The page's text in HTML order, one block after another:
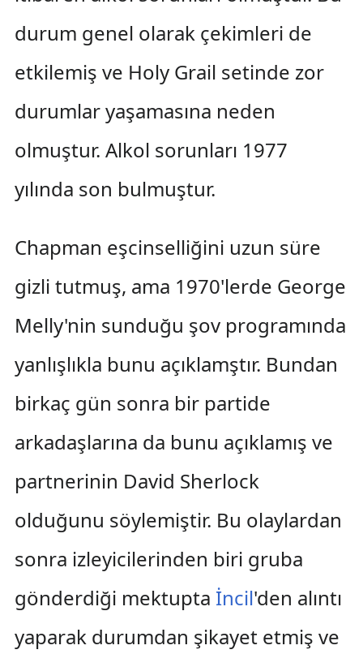
durum genel olarak çekimleri de
etkilemiş ve Holy Grail setinde zor
durumlar yaşamasına neden
olmuştur. Alkol sorunları 1977
yılında son bulmuştur.
Chapman eşcinselliğini uzun süre
gizli tutmuş, ama 1970'lerde George
Melly'nin sunduğu şov programında
yanlışlıkla bunu açıklamştır. Bundan
birkaç gün sonra bir partide
arkadaşlarına da bunu açıklamış ve
partnerinin David Sherlock
olduğunu söylemiştir. Bu olaylardan
sonra izleyicilerinden biri gruba
gönderdiği mektupta İncil'den alıntı
yaparak durumdan şikayet etmiş ve